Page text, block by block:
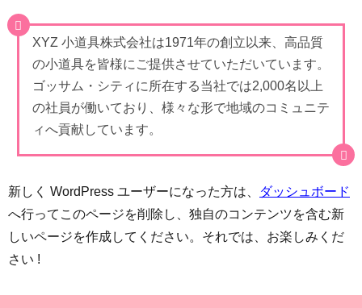
XYZ 小道具株式会社は1971年の創立以来、高品質
の小道具を皆様にご提供させていただいています。
ゴッサム・シティに所在する当社では2,000名以上
の社員が働いており、様々な形で地域のコミュニテ
ィへ貢献しています。
新しく WordPress ユーザーになった方は、
ダッシュボード
へ行ってこのページを削除し、独自のコンテンツを含む新
しいページを作成してください。それでは、お楽しみくだ
さい !